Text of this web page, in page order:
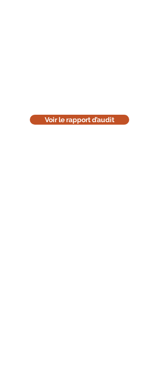
Voir le rapport d’audit